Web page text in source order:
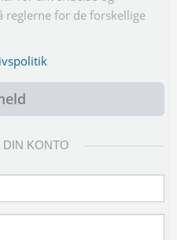
reglerne for de forskellige
KONTO